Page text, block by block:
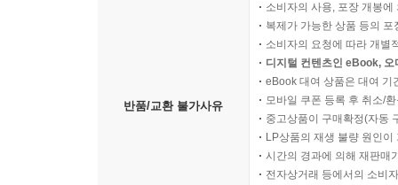
반품/교환 불가사유
소비자의 사용, 포장 개봉
복제가 가능한 상품 등의
소비자의 요청에 따라 개별
디지털 컨텐츠인 eBook,
eBook 대여 상품은 대여 기
모바일 쿠폰 등록 후 취소/
중고상품이 구매확정(자동
LP상품의 재생 불량 원인
시간의 경과에 의해 재판매
전자상거래 등에서의 소비